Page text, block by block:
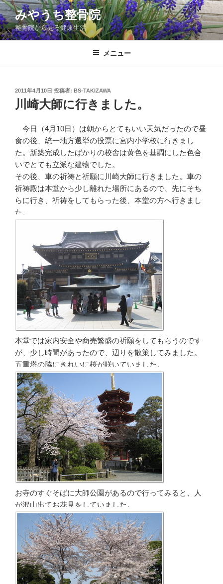
コ
ン
テ
ン
みやうち整骨院
整骨院から見る健康生活
メニュー
投
稿
日:
2011年4月10日 投稿者: BS-TAKIZAWA
川崎大師に行きました。
今日（4月10日）は朝からとてもいい天気だったので昼
食の後、統一地方選挙の投票に宮内小学校に行きまし
た。新築完成したばかりの校舎は黄色を基調にした色合
いでとても立派な建物でした。
その後、車の祈祷と祈願に川崎大師に行きました。車の
祈祷殿は本堂から少し離れた場所にあるので、先にそち
らに行き、祈祷をしてもらった後、本堂の方へ行きまし
た。
本堂では家内安全や商売繁盛の祈願をしてもらうのです
が、少し時間があったので、辺りを散策してみました。
五重塔の脇にきれいに桜が咲いていました。
お寺のすぐそばに大師公園があるので行ってみると、人
が沢山出てお花見をしていました。